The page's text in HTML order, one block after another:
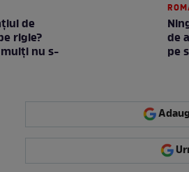
de
rigle?
nu s-
de
pe